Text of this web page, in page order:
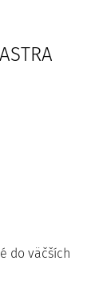
do väčších